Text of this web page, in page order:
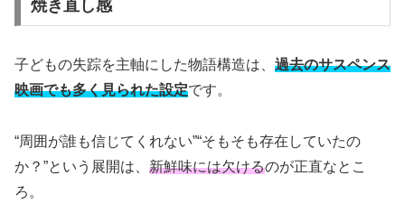
焼き直し感
子どもの失踪を主軸にした物語構造は、 過去のサスペンス
映画でも多く見られた設定です。
“周囲が誰も信じてくれない”“そもそも存在していたの
か？”という展開は、 新鮮味には欠けるのが正直なとこ
ろ。